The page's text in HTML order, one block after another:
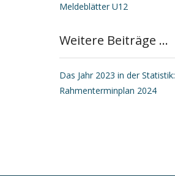
Meldeblätter U12
Weitere Beiträge ...
Das Jahr 2023 in der Statistik:
Rahmenterminplan 2024